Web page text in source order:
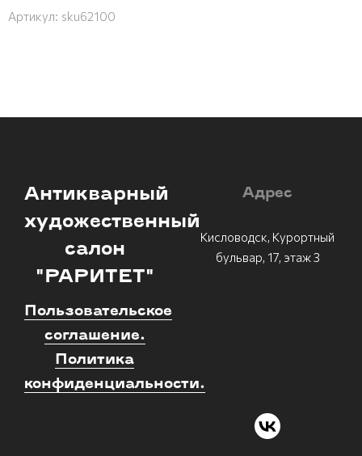
Артикул: sku62100
Антикварный
художественный
салон
"РАРИТЕТ"
Пользовательское
соглашение.
Политика
конфиденциальности.
Адрес
Кисловодск, Курортный
бульвар, 17, этаж 3